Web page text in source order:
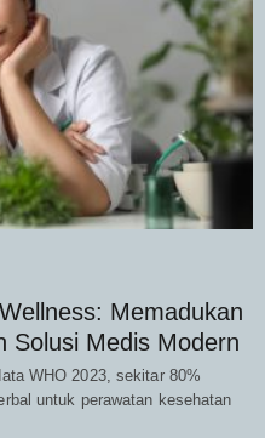
Memadukan
Solusi Medis Modern
WHO 2023, sekitar 80%
untuk perawatan kesehatan